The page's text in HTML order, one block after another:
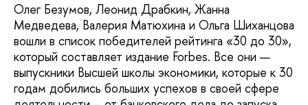
Олег Безумов, Леонид Драбкин, Жанна
Медведева, Валерия Матюхина и Ольга Шиханцова
вошли в список победителей рейтинга «30 до 30»,
который составляет издание Forbes. Все они —
выпускники Высшей школы экономики, которые к 30
годам добились больших успехов в своей сфере